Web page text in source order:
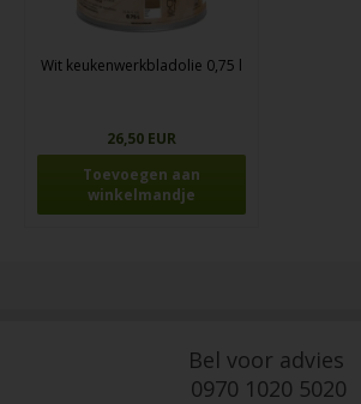
Wit keukenwerkbladolie 0,75 l
26,50 EUR
Bel voor advies
0970 1020 5020